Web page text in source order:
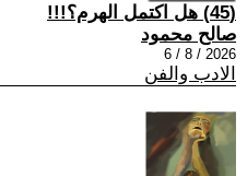
(45) هل اكتمل الهرم؟!!!
صالح محمود
2026 / 8 / 6
الادب والفن